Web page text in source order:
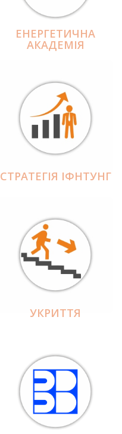
ЕНЕРГЕТИЧНА
АКАДЕМІЯ
СТРАТЕГІЯ ІФНТУНГ
УКРИТТЯ